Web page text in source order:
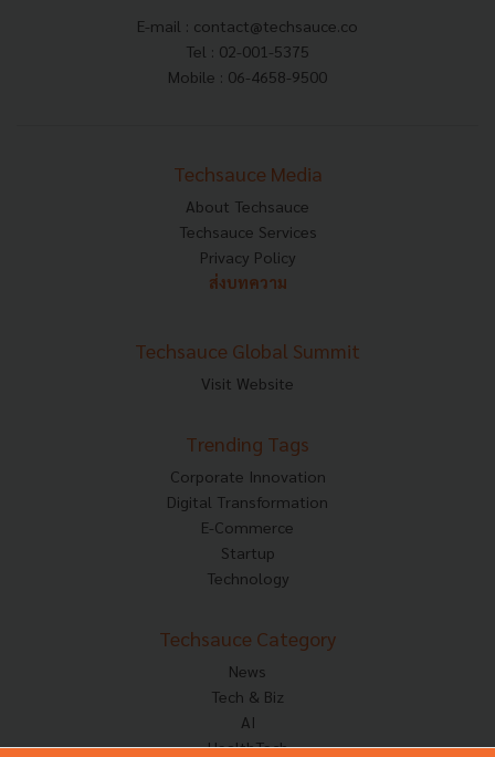
E-mail : contact@techsauce.co
Tel : 02-001-5375
Mobile : 06-4658-9500
Techsauce Media
About Techsauce
Techsauce Services
Privacy Policy
ส่งบทความ
Techsauce Global Summit
Visit Website
Trending Tags
Corporate Innovation
Digital Transformation
E-Commerce
Startup
Technology
Techsauce Category
News
Tech & Biz
AI
HealthTech